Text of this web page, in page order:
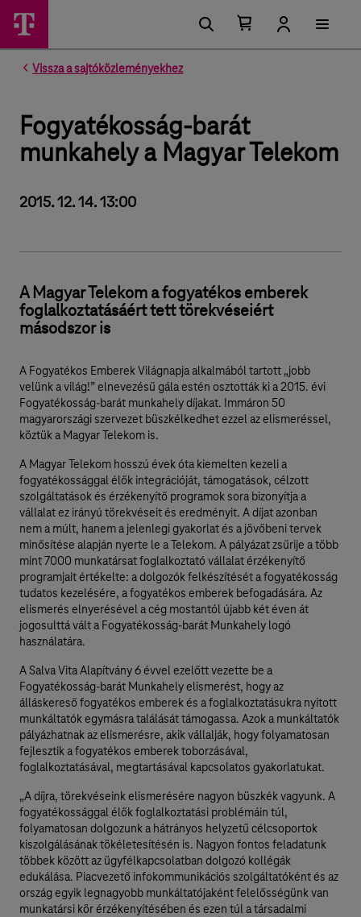
Vissza a sajtóközleményekhez
Fogyatékosság-barát
munkahely a Magyar Telekom
2015. 12. 14. 13:00
A Magyar Telekom a fogyatékos emberek
foglalkoztatásáért tett törekvéseiért
másodszor is
A Fogyatékos Emberek Világnapja alkalmából tartott „jobb
velünk a világ!” elnevezésű gála estén osztották ki a 2015. évi
Fogyatékosság-barát munkahely díjakat. Immáron 50
magyarországi szervezet büszkélkedhet ezzel az elismeréssel,
köztük a Magyar Telekom is.
A Magyar Telekom hosszú évek óta kiemelten kezeli a
fogyatékossággal élők integrációját, támogatások, célzott
szolgáltatások és érzékenyítő programok sora bizonyítja a
vállalat ez irányú törekvéseit és eredményit. A díjat azonban
nem a múlt, hanem a jelenlegi gyakorlat és a jövőbeni tervek
minősítése alapján nyerte le a Telekom. A pályázat zsűrije a több
mint 7000 munkatársat foglalkoztató vállalat érzékenyítő
programjait értékelte: a dolgozók felkészítését a fogyatékosság
tudatos kezelésére, a fogyatékos emberek befogadására. Az
elismerés elnyerésével a cég mostantól újabb két éven át
jogosulttá vált a Fogyatékosság-barát Munkahely logó
használatára.
A Salva Vita Alapítvány 6 évvel ezelőtt vezette be a
Fogyatékosság-barát Munkahely elismerést, hogy az
álláskereső fogyatékos emberek és a foglalkoztatásukra nyitott
munkáltatók egymásra találását támogassa. Azok a munkáltatók
pályázhatnak az elismerésre, akik vállalják, hogy folyamatosan
fejlesztik a fogyatékos emberek toborzásával,
foglalkoztatásával, megtartásával kapcsolatos gyakorlatukat.
„A díjra, törekvéseink elismerésére nagyon büszkék vagyunk. A
fogyatékossággal élők foglalkoztatási problémáin túl,
folyamatosan dolgozunk a hátrányos helyzetű célcsoportok
kiszolgálásának tökéletesítésén is. Nagyon fontos feladatunk
többek között az ügyfélkapcsolatban dolgozó kollégák
edukálása. Piacvezető infokommunikációs szolgáltatóként és az
ország egyik legnagyobb munkáltatójaként felelősségünk van
munkatársi kör érzékenyítésében és ezen túl a társadalmi